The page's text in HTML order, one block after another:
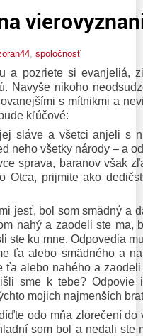
spoločnosť
a pozriete si evanjeliá,
Navyše nikoho
s mítnikmi a
kľúčové:
sláve a všetci anjeli s
neho všetky národy – a
sprava, baranov však
Otca, prijmite ako
jesť, bol som smädný a
nahý a zaodeli ste ma,
ste ku mne. Odpovedia
ťa alebo smädného a
ťa alebo nahého a
sme k tebe? Odpovie
mojich najmenších
odo mňa zlorečení do
som bol a nedali ste